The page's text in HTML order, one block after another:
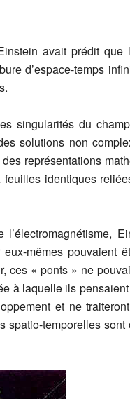
avait prédit que
d’espace-temps
singularités du
solutions non
représentations
identiques
mêmes pouvaient
ces « ponts » ne
à laquelle ils
et ne
spatio-temporelles